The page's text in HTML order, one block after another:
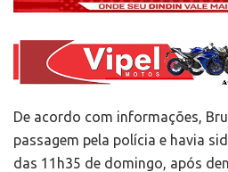
De acordo com informações,
passagem pela polícia e havia
das 11h35 de domingo, após